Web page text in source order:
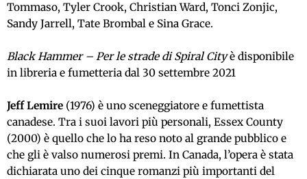
Tommaso, Tyler Crook, Christian Ward, Tonci Zonjic,
Sandy Jarrell, Tate Brombal e Sina Grace.
Black Hammer – Per le strade di Spiral Cityè disponibile
in libreria e fumetteria dal 30 settembre 2021
Jeff Lemire (1976) è uno sceneggiatore e fumettista
canadese. Tra i suoi lavori più personali, Essex County
(2000) è quello che lo ha reso noto al grande pubblico e
che gli è valso numerosi premi. In Canada, l’opera è stata
dichiarata uno dei cinque romanzi più importanti del